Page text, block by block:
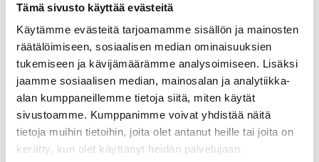
Tämä sivusto käyttää evästeitä
Käytämme evästeitä tarjoamamme sisällön ja mainosten
räätälöimiseen, sosiaalisen median ominaisuuksien
tukemiseen ja kävijämäärämme analysoimiseen. Lisäksi
jaamme sosiaalisen median, mainosalan ja analytiikka-
alan kumppaneillemme tietoja siitä, miten käytät
sivustoamme. Kumppanimme voivat yhdistää näitä
tietoja muihin tietoihin, joita olet antanut heille tai joita on
kerätty, kun olet käyttänyt heidän palvelujaan.
Croppon suunnattu kaikille, jotka haluavat erottua
massasta. Vaatteet ottavat vaikutteita pop- ja hiphop-
kulttuurista ja inspiraation lähteenä ovat graffitit,
katutaide ja extreme-urheilu.
Liikkeen avajaisia vietetään Itiksessä maanantaina 30.1. klo
10 alkaen. Suosittelemme saapumaan ajoissa paikalle
ensimmäiset 100 asiakasta saavat 20% alennuksen
ostoksista!